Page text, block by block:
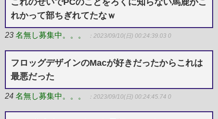
これのせいでPCのことをろくに知らない馬鹿がこ
れかって部ちぎれてたなｗ
23 名無し募集中。。。 ：2023/09/10(日) 00:24:39.03 0
フロッグデザインのMacが好きだったからこれは
最悪だった
24 名無し募集中。。。 ：2023/09/10(日) 00:24:45.74 0